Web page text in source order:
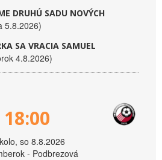
DRUHÚ SADU NOVÝCH
5.8.2026)
SA VRACIA SAMUEL
4.8.2026)
18:00
so 8.8.2026
- Podbrezová